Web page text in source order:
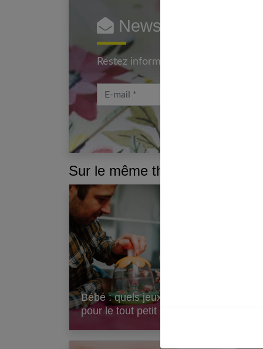
Newsletter
Restez informé en vous inscrivant
E-mail
Sur le même thème :
Bébé : quels jeux d’éveil
pour le tout petit ?